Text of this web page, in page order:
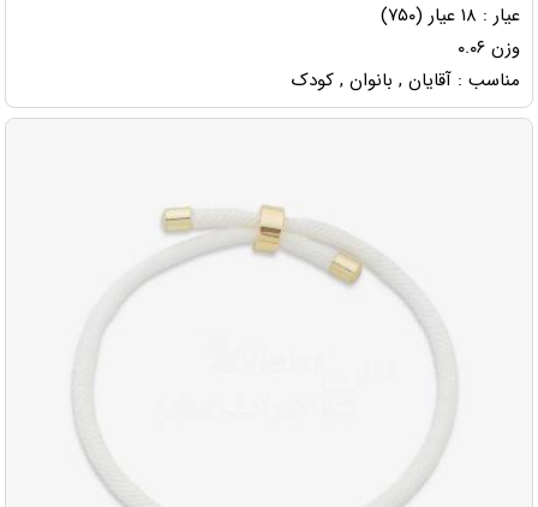
عیار : ۱۸ عیار (۷۵۰)
وزن ۰.۰۶
مناسب : آقایان , بانوان , کودک